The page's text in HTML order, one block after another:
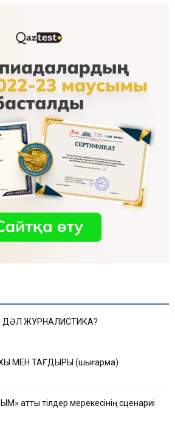
ДӘЛ ЖУРНАЛИСТИКА?
МЕН ТАҒДЫРЫ (шығарма)
атты тілдер мерекесінің сценариі